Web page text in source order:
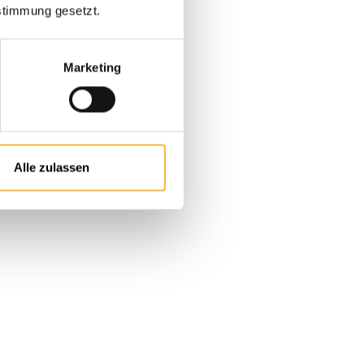
gesetzt.
Marketing
Alle zulassen
ou utilisez les boutons pour